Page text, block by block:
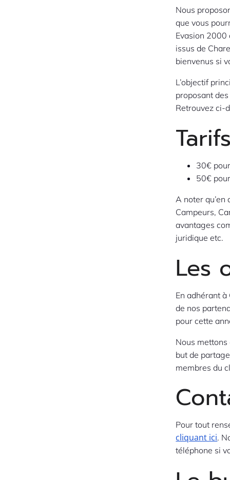
Nous
que vous
Evasion 2000
issus de
bienvenus si
L’objectif
proposant
Retrouvez ci-
30€
50€
A noter qu’en
Campeurs,
avantages
juridique etc.
Les
En adhérant
de nos
pour cette
Nous
but de
membres du
Pour tout
cliquant ici.
téléphone si